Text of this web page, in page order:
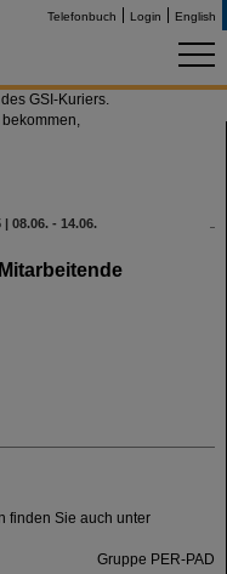
Telefonbuch Login English
GSI-Kuriers.
08.06. - 14.06.
finden Sie auch unter
Gruppe PER-PAD